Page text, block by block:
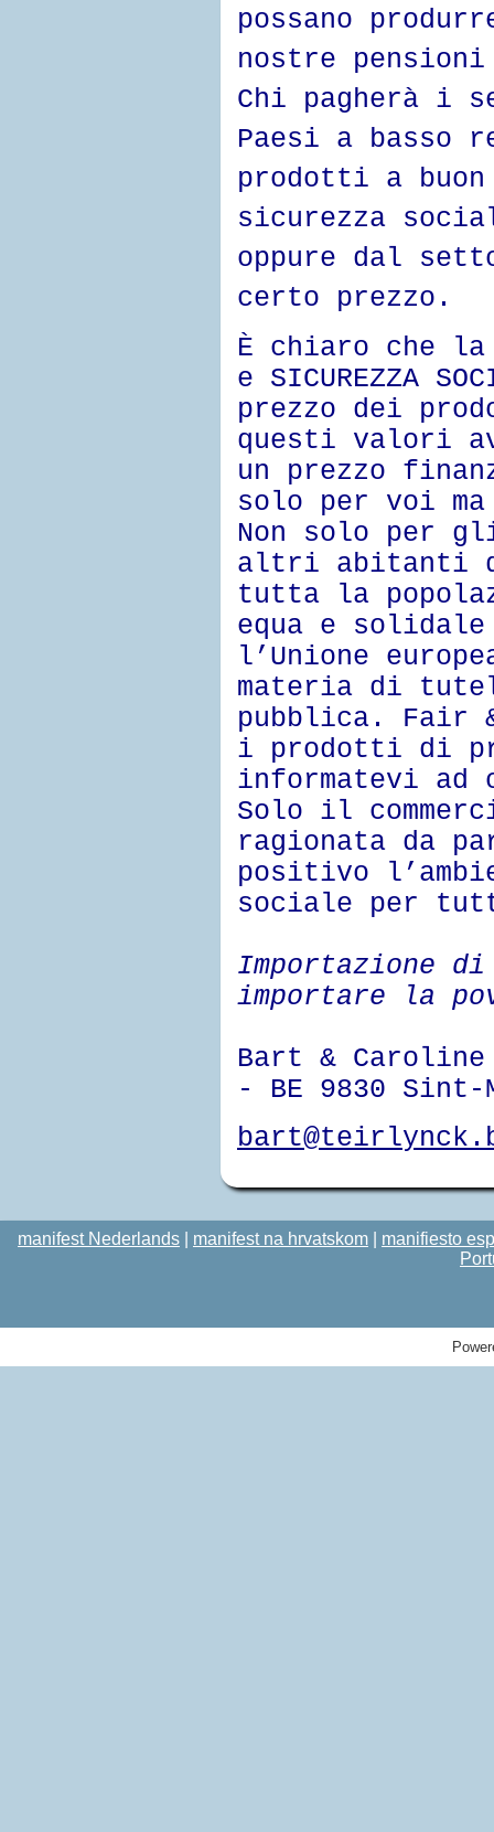
possano
nostre
Chi pagherà i
Paesi a basso
prodotti a buon
sicurezza
oppure dal
certo prezzo.
È chiaro che la
e SICUREZZA
prezzo dei
questi valori
un prezzo
solo per voi
Non solo per
altri abitanti di
tutta la
equa e
l’Unione
materia di
pubblica. Fair
i prodotti di
informatevi ad
Solo il
ragionata da
positivo
sociale per
Importazione
importare la
Bart &
- BE 9830 Sint-
manifest Nederlands manifest na hrvatskom
manifiesto